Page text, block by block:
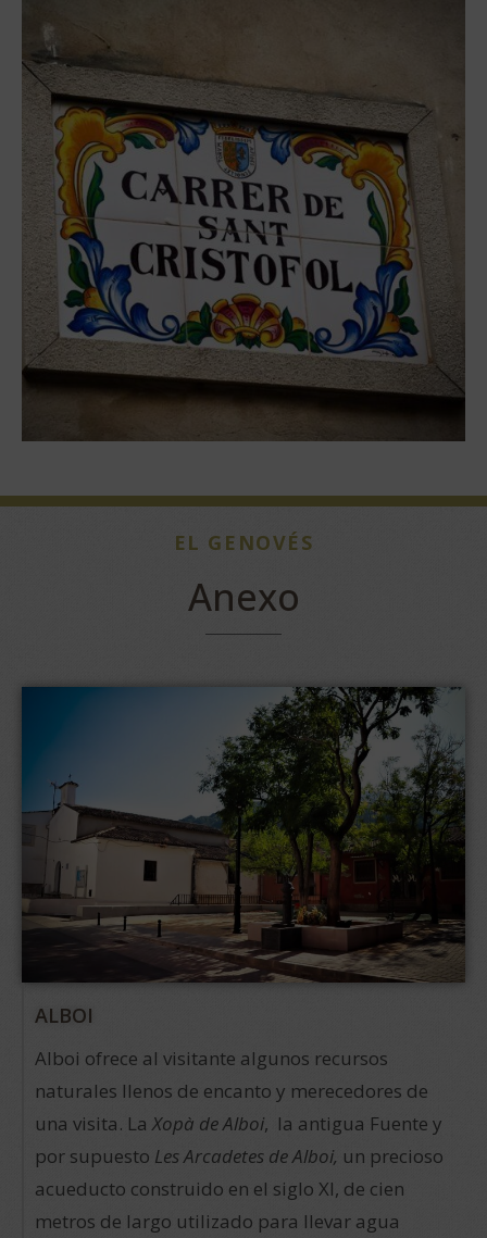
EL GENOVÉS
Anexo
ALBOI
Alboi ofrece al visitante algunos recursos
naturales llenos de encanto y merecedores de
una visita. LaXopà de Alboi, la antigua Fuente y
por supuesto Les Arcadetes de Alboi, un precioso
acueducto construido en el siglo XI, de cien
metros de largo utilizado para llevar agua